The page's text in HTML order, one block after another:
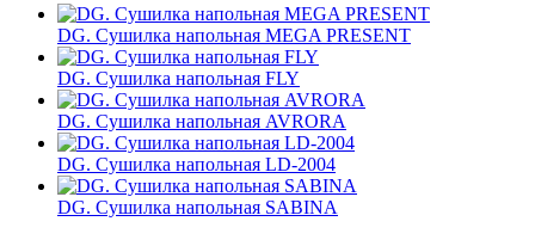
DG. Сушилка напольная MEGA PRESENT
DG. Сушилка напольная FLY
DG. Сушилка напольная AVRORA
DG. Сушилка напольная LD-2004
DG. Сушилка напольная SABINA